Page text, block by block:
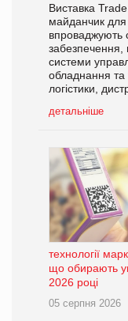
Виставка
майданчик для
впроваджують
забезпечення,
системи
обладнання та
логістики,
детальніше
технології
що обирають
2026 році
05 серпня 2026